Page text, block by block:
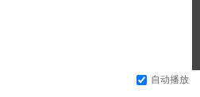
自动播放